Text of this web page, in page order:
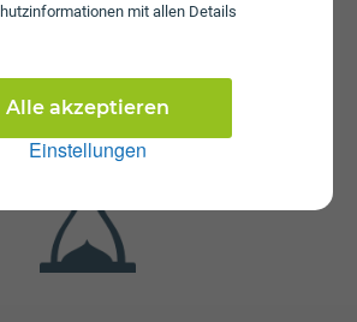
mit allen Details
Einstellungen
Alle akzeptieren
Fristen
Die Kündigungsfrist beträgt 1
Monat.